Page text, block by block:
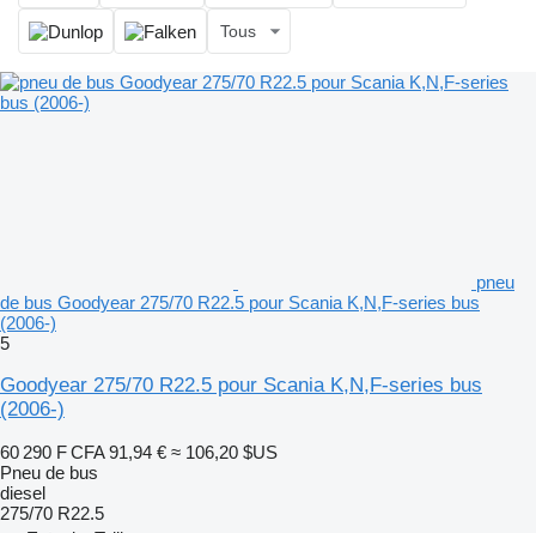
Tous
pneu
de bus Goodyear 275/70 R22.5 pour Scania K,N,F-series bus
(2006-)
5
Goodyear 275/70 R22.5 pour Scania K,N,F-series bus
(2006-)
60 290 F CFA 91,94 € ≈ 106,20 $US
Pneu de bus
diesel
275/70 R22.5